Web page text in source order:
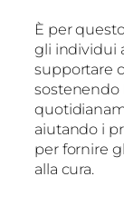
È per
gli individui
supportare
sostenendo
aiutando i
per fornire
alla cura.